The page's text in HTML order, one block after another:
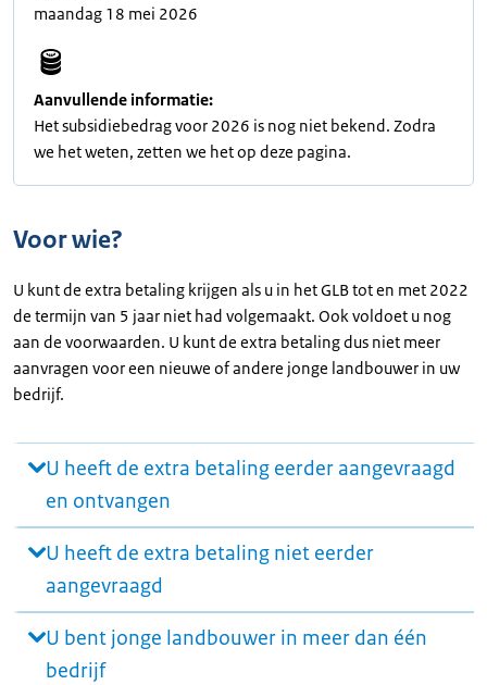
maandag 18 mei 2026
Aanvullende informatie:
Het subsidiebedrag voor 2026 is nog niet bekend. Zodra
we het weten, zetten we het op deze pagina.
Voor wie?
U kunt de extra betaling krijgen als u in het GLB tot en met 2022
de termijn van 5 jaar niet had volgemaakt. Ook voldoet u nog
aan de voorwaarden. U kunt de extra betaling dus niet meer
aanvragen voor een nieuwe of andere jonge landbouwer in uw
bedrijf.
U heeft de extra betaling eerder aangevraagd
en ontvangen
U heeft de extra betaling niet eerder
aangevraagd
U bent jonge landbouwer in meer dan één
bedrijf